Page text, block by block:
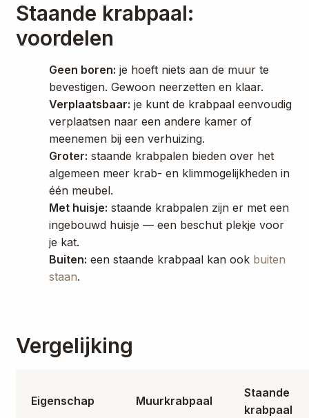
Staande krabpaal:
voordelen
Geen boren: je hoeft niets aan de muur te
bevestigen. Gewoon neerzetten en klaar.
Verplaatsbaar: je kunt de krabpaal eenvoudig
verplaatsen naar een andere kamer of
meenemen bij een verhuizing.
Groter: staande krabpalen bieden over het
algemeen meer krab- en klimmogelijkheden in
één meubel.
Met huisje: staande krabpalen zijn er met een
ingebouwd huisje — een beschut plekje voor
je kat.
Buiten: een staande krabpaal kan ook buiten
staan.
Vergelijking
Eigenschap Muurkrabpaal
Staande
krabpaal